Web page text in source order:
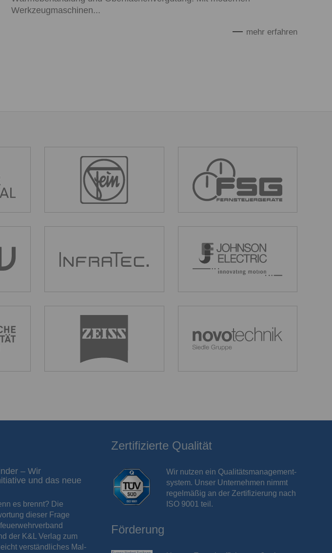
Werkzeugmaschinen...
mehr erfahren
– Wir
und das neue
es brennt? Die
dieser Frage
der K&L Verlag zum
verständliches Mal-
Zertifizierte Qualität
Wir nutzen ein Qualitäts­management­
system. Unser Unternehmen nimmt
regelmäßig an der Zertifizierung nach
ISO 9001 teil.
Förderung